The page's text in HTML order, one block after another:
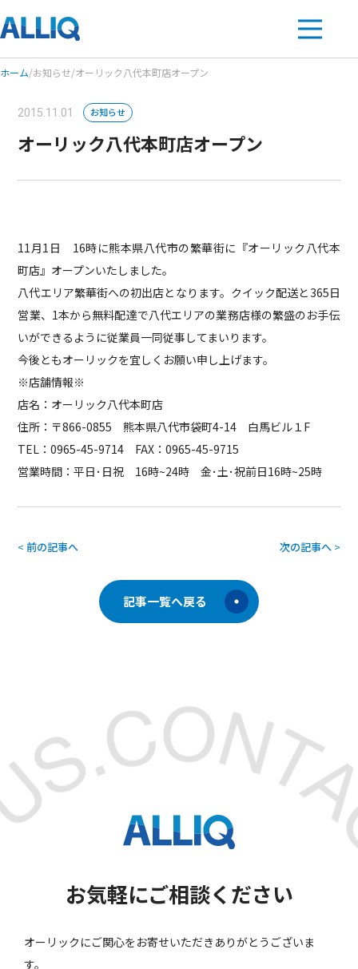
ホーム/お知らせ/オーリック八代本町店オープン
2015.11.01 お知らせ
オーリック八代本町店オープン
11月1日 16時に熊本県八代市の繁華街に『オーリック八代本
町店』オープンいたしました。
八代エリア繁華街への初出店となります。クイック配送と365日
営業、1本から無料配達で八代エリアの業務店様の繁盛のお手伝
いができるように従業員一同従事してまいります。
今後ともオーリックを宜しくお願い申し上げます。
※店舗情報※
店名：オーリック八代本町店
住所：〒866-0855 熊本県八代市袋町4-14 白馬ビル１F
TEL：0965-45-9714 FAX：0965-45-9715
営業時間：平日･日祝 16時~24時 金･土･祝前日16時~25時
< 前の記事へ 次の記事へ>
記事一覧へ戻る
お気軽にご相談ください
オーリックにご関心をお寄せいただきありがとうございま
す。